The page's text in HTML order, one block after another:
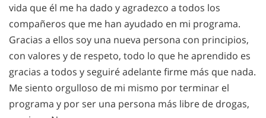
vida que él me ha dado y agradezco a todos los
compañeros que me han ayudado en mi programa.
Gracias a ellos soy una nueva persona con principios,
con valores y de respeto, todo lo que he aprendido es
gracias a todos y seguiré adelante firme más que nada.
Me siento orgulloso de mi mismo por terminar el
programa y por ser una persona más libre de drogas,